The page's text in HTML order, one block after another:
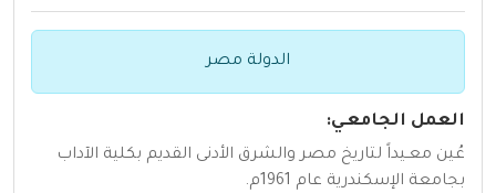
الدولة مصر
العمل الجامعـي:
عُين معـيداً لتاريخ مصر والشرق الأدنى القديم بكلية الآداب
بجامعة الإسكندرية عام 1961م.